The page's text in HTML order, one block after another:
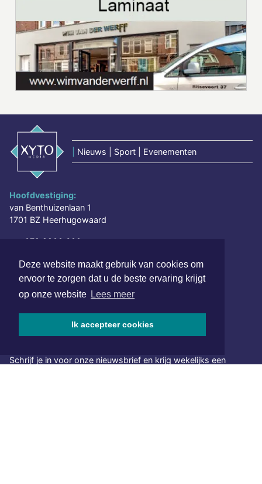
Deze website maakt gebruik van cookies om
ervoor te zorgen dat u de beste ervaring krijgt
op onze website Lees meer
Ik accepteer cookies
Nieuws | Sport | Evenementen
Hoofdvestiging:
van Benthuizenlaan 1
1701 BZ Heerhugowaard
072 8200 600
SOCIAL MEDIA
NIEUWSBRIEF AANMELDEN
Schrijf je in voor onze nieuwsbrief en krijg wekelijks een